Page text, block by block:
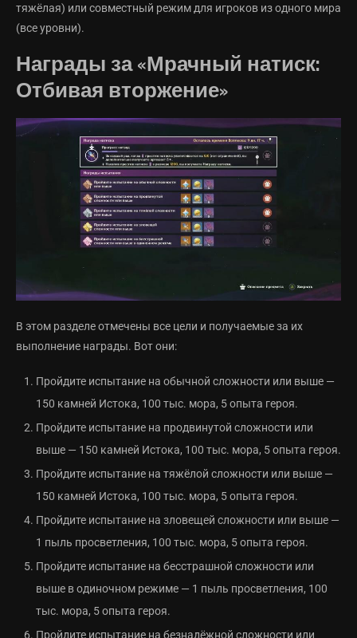
тяжёлая) или совместный режим для игроков из одного мира
(все уровни).
Награды за «Мрачный натиск:
Отбивая вторжение»
В этом разделе отмечены все цели и получаемые за их
выполнение награды. Вот они:
Пройдите испытание на обычной сложности или выше —
150 камней Истока, 100 тыс. мора, 5 опыта героя.
Пройдите испытание на продвинутой сложности или
выше — 150 камней Истока, 100 тыс. мора, 5 опыта героя.
Пройдите испытание на тяжёлой сложности или выше —
150 камней Истока, 100 тыс. мора, 5 опыта героя.
Пройдите испытание на зловещей сложности или выше —
1 пыль просветления, 100 тыс. мора, 5 опыта героя.
Пройдите испытание на бесстрашной сложности или
выше в одиночном режиме — 1 пыль просветления, 100
тыс. мора, 5 опыта героя.
Пройдите испытание на безнадёжной сложности или